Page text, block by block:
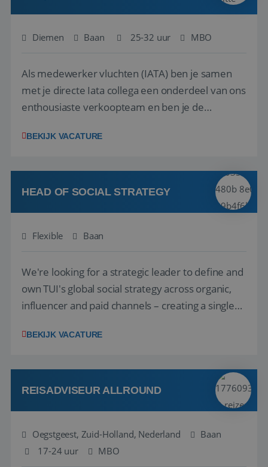
Diemen Baan 25-32 uur MBO
Als medewerker vluchten (IATA) ben je samen
met je directe Iata collega een onderdeel van ons
enthousiaste verkoopteam en ben je de
en tarieven waar je collega’s niet uitkomen.
kwaliteitsbewaking van alles wat met IATA te m...
BEKIJK VACATURE
HEAD OF SOCIAL STRATEGY
Flexible Baan
We're looking for a strategic leader to define and
own TUI's global social strategy across organic,
influencer and paid channels – creating a single
locally. The role will be published until 18 August
Attractive remuneration, discre...
BEKIJK VACATURE
REISADVISEUR ALLROUND
Oegstgeest, Zuid-Holland, Nederland
Baan
17-24 uur
MBO